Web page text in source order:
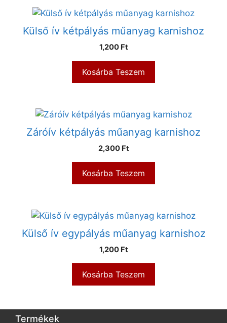
Külső ív kétpályás műanyag karnishoz
1,200 Ft
Kosárba Teszem
Záróív kétpályás műanyag karnishoz
2,300 Ft
Kosárba Teszem
Külső ív egypályás műanyag karnishoz
1,200 Ft
Kosárba Teszem
Termékek